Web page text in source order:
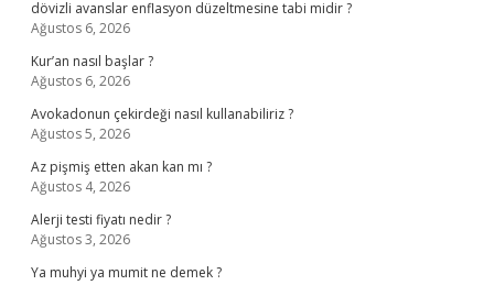
dövizli avanslar enflasyon düzeltmesine tabi midir ?
Ağustos 6, 2026
Kur’an nasıl başlar ?
Ağustos 6, 2026
Avokadonun çekirdeği nasıl kullanabiliriz ?
Ağustos 5, 2026
Az pişmiş etten akan kan mı ?
Ağustos 4, 2026
Alerji testi fiyatı nedir ?
Ağustos 3, 2026
Ya muhyi ya mumit ne demek ?